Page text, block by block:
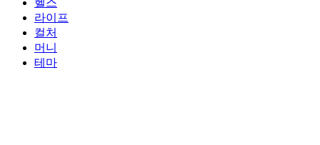
헬스
라이프
컬처
머니
테마